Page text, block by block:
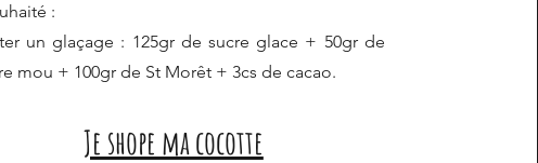
:
un glaçage : 125gr de sucre glace + 50gr de
mou + 100gr de St Morêt + 3cs de cacao.
Je shope ma cocotte